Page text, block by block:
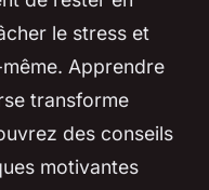
le stress et
Apprendre
transforme
des conseils
motivantes